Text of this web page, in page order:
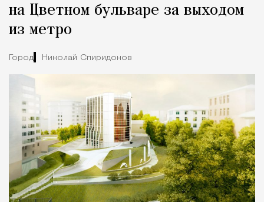
на Цветном бульваре за выходом
из метро
Город Николай Спиридонов